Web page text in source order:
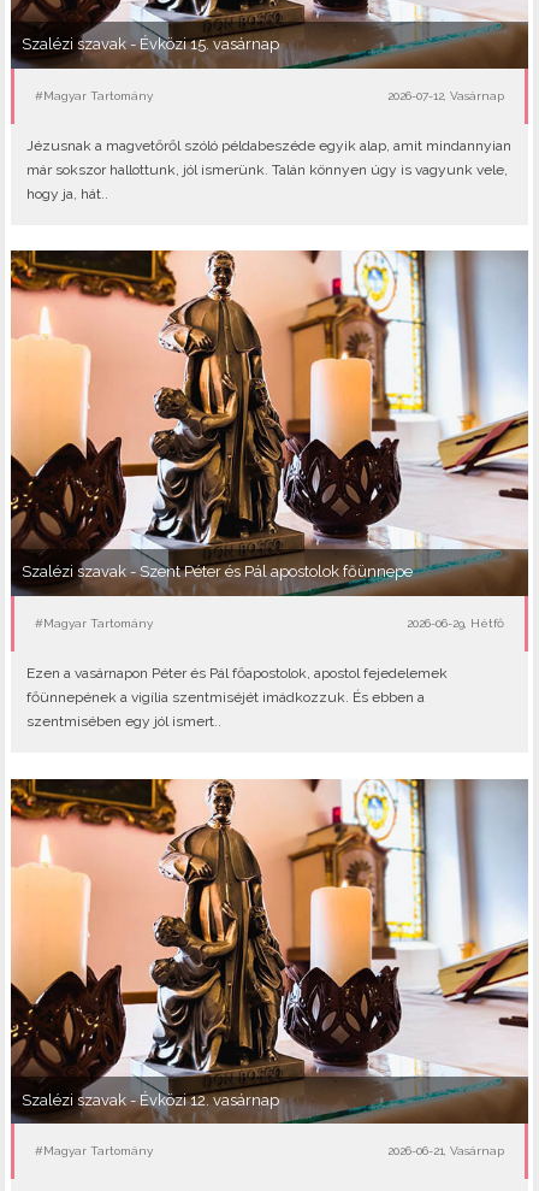
Szalézi szavak - Évközi 15. vasárnap
#Magyar Tartomány 2026-07-12, Vasárnap
Jézusnak a magvetőről szóló példabeszéde egyik alap, amit mindannyian
már sokszor hallottunk, jól ismerünk. Talán könnyen úgy is vagyunk vele,
hogy ja, hát..
Szalézi szavak - Szent Péter és Pál apostolok főünnepe
#Magyar Tartomány 2026-06-29, Hétfő
Ezen a vasárnapon Péter és Pál főapostolok, apostol fejedelemek
főünnepének a vigília szentmiséjét imádkozzuk. És ebben a
szentmisében egy jól ismert..
Szalézi szavak - Évközi 12. vasárnap
#Magyar Tartomány 2026-06-21, Vasárnap